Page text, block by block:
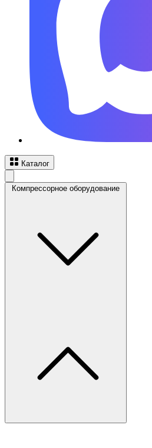
Каталог
Компрессорное оборудование